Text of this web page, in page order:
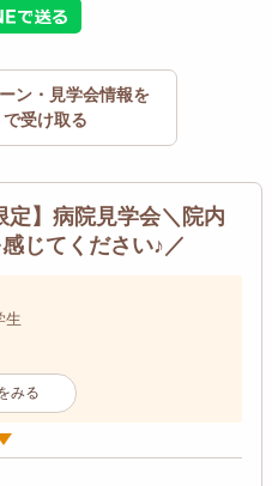
ン・見学会情報を
で受け取る
定】病院見学会＼院内
じてください♪／
生
みる